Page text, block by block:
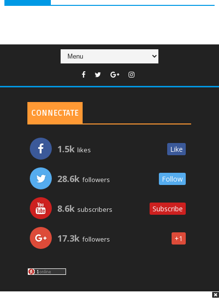
CONNECTATE
1.5k likes Like
28.6k followers Follow
8.6k subscribers Subscribe
17.3k followers +1